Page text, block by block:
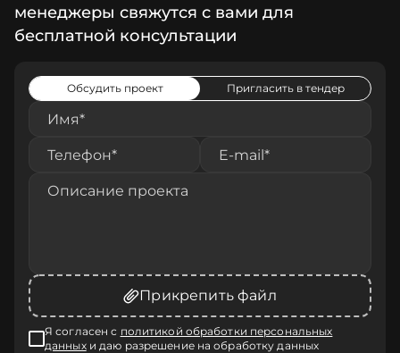
менеджеры свяжутся с вами для
бесплатной консультации
Обсудить проект Пригласить в тендер
Прикрепить файл
Я согласен с политикой обработки персональных
данныхи даю разрешение на обработку данных